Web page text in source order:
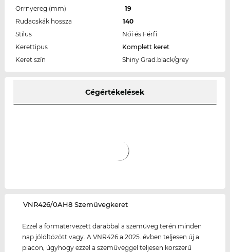
Orrnyereg (mm)
19
Rudacskák hossza
140
Stílus
Női és Férfi
Kerettipus
Komplett keret
Keret szín
Shiny Grad.black/grey
Cégértékelések
‌VNR426/0AH8 Szemüvegkeret
Ezzel a formatervezett darabbal a szemüveg terén minden
nap jólöltözött vagy. A VNR426 a 2025. évben teljesen új a
piacon, úgyhogy ezzel a szemüveggel teljesen korszerű